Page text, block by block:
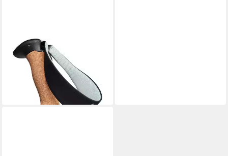
BLACK DIAMOND
Wanderstöcke Trekkingstöcke
Pursuit Shock M/L
199,90 €
lieferbar - in 3-4 Werktagen bei dir